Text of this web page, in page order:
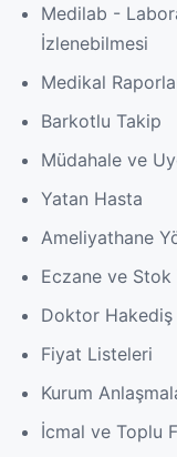
Medilab -
İzlenebilmesi
Medikal
Barkotlu Takip
Müdahale ve
Yatan Hasta
Ameliyathane
Eczane ve Stok
Doktor Hakediş
Fiyat Listeleri
Kurum
İcmal ve Toplu